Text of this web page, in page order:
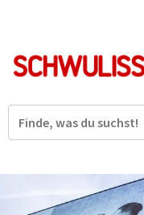
Suche